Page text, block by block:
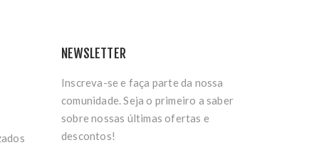
NEWSLETTER
Inscreva-se e faça parte da nossa
comunidade. Seja o primeiro a saber
sobre nossas últimas ofertas e
descontos!